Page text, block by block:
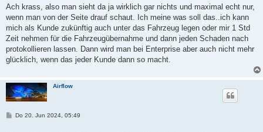
t
r
a
g
Ach krass, also man sieht da ja wirklich gar nichts und maximal echt nur,
wenn man von der Seite drauf schaut. Ich meine was soll das..ich kann
mich als Kunde zukünftig auch unter das Fahrzeug legen oder mir 1 Std
Zeit nehmen für die Fahrzeugübernahme und dann jeden Schaden nach
protokollieren lassen. Dann wird man bei Enterprise aber auch nicht mehr
glücklich, wenn das jeder Kunde dann so macht.
Airflow
BDo 20. Jun 2024, 05:49